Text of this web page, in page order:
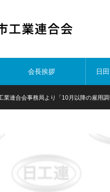
会長挨拶 日
業連合会事務局より「10月以降の雇用